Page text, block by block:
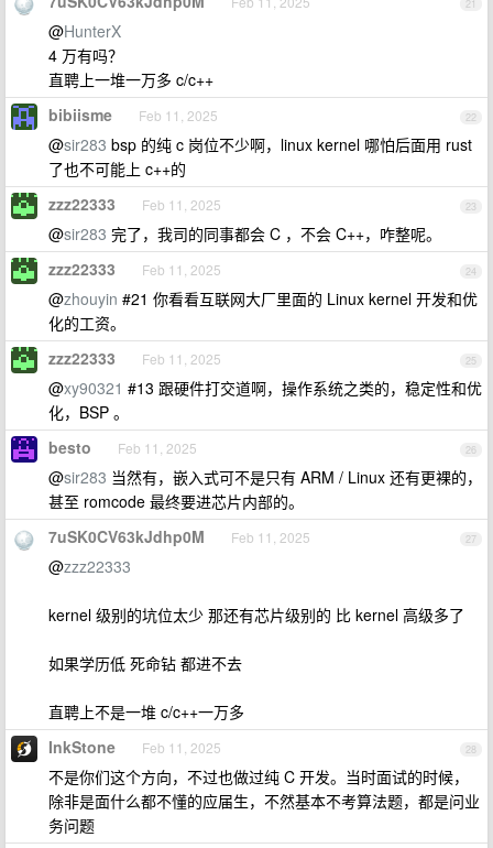
21
@HunterX
4 万有吗？
直聘上一堆一万多 c/c++
22
bibiisme Feb 11, 2025
@sir283 bsp 的纯 c 岗位不少啊，linux kernel 哪怕后面用 rust
了也不可能上 c++的
23
zzz22333 Feb 11, 2025
@sir283 完了，我司的同事都会 C ，不会 C++，咋整呢。
24
zzz22333 Feb 11, 2025
@zhouyin #21 你看看互联网大厂里面的 Linux kernel 开发和优
化的工资。
25
zzz22333 Feb 11, 2025
@xy90321 #13 跟硬件打交道啊，操作系统之类的，稳定性和优
化，BSP 。
26
besto Feb 11, 2025
@sir283 当然有，嵌入式可不是只有 ARM / Linux 还有更裸的，
甚至 romcode 最终要进芯片内部的。
27
7uSK0CV63kJdhp0M Feb 11, 2025
@zzz22333
kernel 级别的坑位太少 那还有芯片级别的 比 kernel 高级多了
如果学历低 死命钻 都进不去
直聘上不是一堆 c/c++一万多
28
InkStone Feb 11, 2025
不是你们这个方向，不过也做过纯 C 开发。当时面试的时候，
除非是面什么都不懂的应届生，不然基本不考算法题，都是问业
务问题